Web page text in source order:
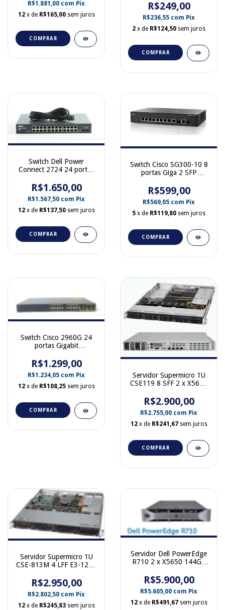
R$1.881,00 com Pix
12 x de R$165,00 sem juros
COMPRAR
R$249,00
R$236,55 com Pix
2 x de R$124,50 sem juros
COMPRAR
Switch Dell Power
Connect 2724 24 portas
R$1.650,00
R$1.567,50 com Pix
12 x de R$137,50 sem juros
COMPRAR
Switch Cisco SG300-10 8
portas Giga 2 SFP
R$599,00
R$569,05 com Pix
5 x de R$119,80 sem juros
COMPRAR
Switch Cisco 2960G 24
portas Gigabit
24TC-L
R$1.299,00
R$1.234,05 com Pix
12 x de R$108,25 sem juros
COMPRAR
Servidor Supermicro 1U
CSE119 8 SFF 2 x X5650
SAS 2 Fontes CSE-
119TQ-R700UB
R$2.900,00
R$2.755,00 com Pix
12 x de R$241,67 sem juros
COMPRAR
Servidor Supermicro 1U
CSE-813M 4 LFF E3-1226
Sata 2 Fontes
R$2.950,00
R$2.802,50 com Pix
12 x de R$245,83 sem juros
Servidor Dell PowerEdge
R710 2 x X5650 144Gb
R$5.900,00
R$5.605,00 com Pix
12 x de R$491,67 sem juros